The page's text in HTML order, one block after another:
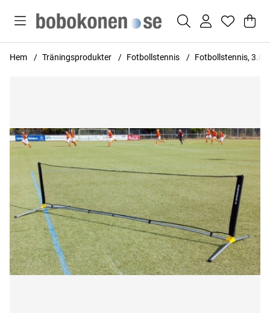
.
Hem Träningsprodukter Fotbollstennis Fotbollstennis,